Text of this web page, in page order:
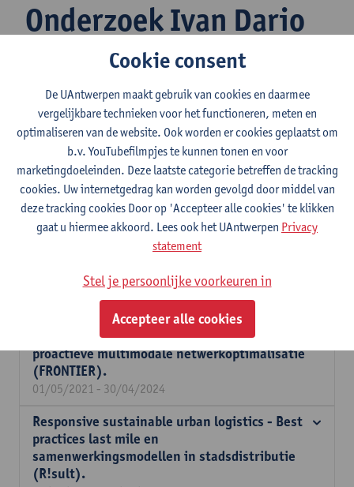
Onderzoek Ivan Dario
Cardenas Barbosa
Onderzoeksgroep
Transport en ruimtelijke economie
Coöperatieve en verbonden groene
distributieoplossingen voor een tijdperk van
geoptimaliseerde zero-emissie last-mile
logistiek (GREEN-LOG).
Verkeersbeheer van de volgende generatie
voor het versterken van CAV's-integratie,
samenwerking tussen belanghebbenden en
proactieve multimodale netwerkoptimalisatie
(FRONTIER).
01/05/2021 - 30/04/2024
Responsive sustainable urban logistics - Best
practices last mile en
samenwerkingsmodellen in stadsdistributie
(R!sult).
Cookie consent
De UAntwerpen maakt gebruik van cookies en daarmee
vergelijkbare technieken voor het functioneren, meten en
optimaliseren van de website. Ook worden er cookies geplaatst om
b.v. YouTubefilmpjes te kunnen tonen en voor
marketingdoeleinden. Deze laatste categorie betreffen de tracking
cookies. Uw internetgedrag kan worden gevolgd door middel van
deze tracking cookies Door op 'Accepteer alle cookies' te klikken
gaat u hiermee akkoord. Lees ook het UAntwerpen Privacy
statement
Stel je persoonlijke voorkeuren in
Accepteer alle cookies